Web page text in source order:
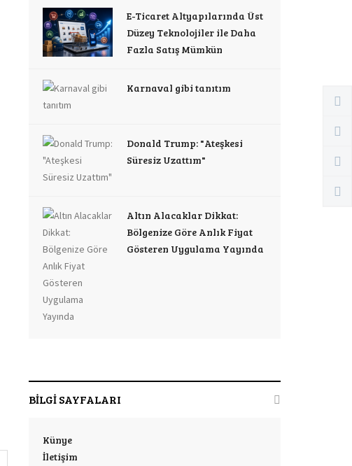
E-Ticaret Altyapılarında Üst
Düzey Teknolojiler ile Daha
Fazla Satış Mümkün
Karnaval gibi tanıtım
Donald Trump: "Ateşkesi
Süresiz Uzattım"
Altın Alacaklar Dikkat:
Bölgenize Göre Anlık Fiyat
Gösteren Uygulama Yayında
BİLGİ SAYFALARI
Künye
İletişim